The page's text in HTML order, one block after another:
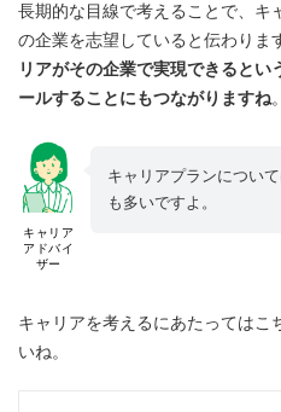
長期的な目線で考えることで、キ
の企業を志望していると伝わりま
リアがその企業で実現できると
ールすることにもつながりますね。
キャリア
アドバイ
ザー
キャリアプランについ
も多いですよ。
キャリアを考えるにあたってはこ
いね。